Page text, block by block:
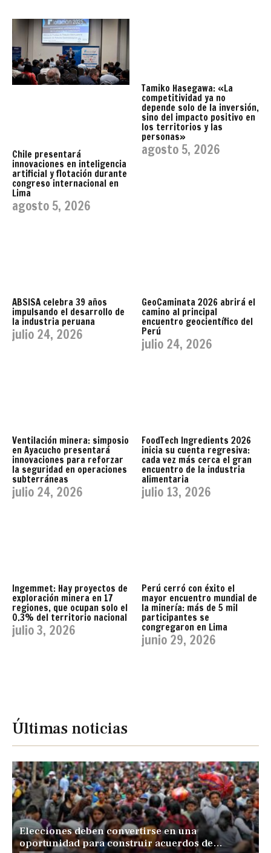
Chile presentará
innovaciones en inteligencia
artificial y flotación durante
congreso internacional en
Lima
agosto 5, 2026
Tamiko Hasegawa: «La
competitividad ya no
depende solo de la inversión,
sino del impacto positivo en
los territorios y las
personas»
agosto 5, 2026
ABSISA celebra 39 años
impulsando el desarrollo de
la industria peruana
julio 24, 2026
GeoCaminata 2026 abrirá el
camino al principal
encuentro geocientífico del
Perú
julio 24, 2026
Ventilación minera: simposio
en Ayacucho presentará
innovaciones para reforzar
la seguridad en operaciones
subterráneas
julio 24, 2026
FoodTech Ingredients 2026
inicia su cuenta regresiva:
cada vez más cerca el gran
encuentro de la industria
alimentaria
julio 13, 2026
Ingemmet: Hay proyectos de
exploración minera en 17
regiones, que ocupan solo el
0.3% del territorio nacional
julio 3, 2026
Perú cerró con éxito el
mayor encuentro mundial de
la minería: más de 5 mil
participantes se
congregaron en Lima
junio 29, 2026
Últimas noticias
Elecciones deben convertirse en una
oportunidad para construir acuerdos de